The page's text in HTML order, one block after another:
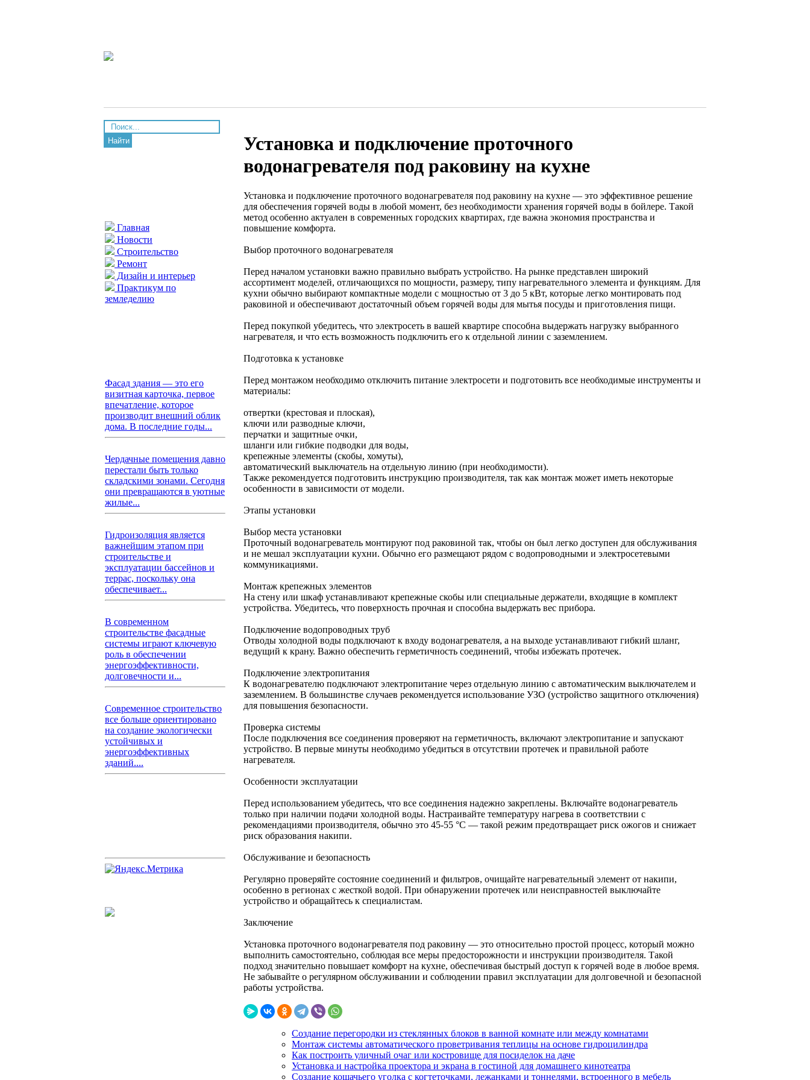
Найти
Главная
Новости
Строительство
Ремонт
Дизайн и интерьер
Практикум по
земледелию
Фасад здания — это его
визитная карточка, первое
впечатление, которое
производит внешний облик
дома. В последние годы...
Чердачные помещения давно
перестали быть только
складскими зонами. Сегодня
они превращаются в уютные
жилые...
Гидроизоляция является
важнейшим этапом при
строительстве и
эксплуатации бассейнов и
террас, поскольку она
обеспечивает...
В современном
строительстве фасадные
системы играют ключевую
роль в обеспечении
энергоэффективности,
долговечности и...
Современное строительство
все больше ориентировано
на создание экологически
устойчивых и
энергоэффективных
зданий....
Установка и подключение проточного
водонагревателя под раковину на кухне
Установка и подключение проточного водонагревателя под раковину на кухне — это эффективное решение
для обеспечения горячей воды в любой момент, без необходимости хранения горячей воды в бойлере. Такой
метод особенно актуален в современных городских квартирах, где важна экономия пространства и
повышение комфорта.
Выбор проточного водонагревателя
Перед началом установки важно правильно выбрать устройство. На рынке представлен широкий
ассортимент моделей, отличающихся по мощности, размеру, типу нагревательного элемента и функциям. Для
кухни обычно выбирают компактные модели с мощностью от 3 до 5 кВт, которые легко монтировать под
раковиной и обеспечивают достаточный объем горячей воды для мытья посуды и приготовления пищи.
Перед покупкой убедитесь, что электросеть в вашей квартире способна выдержать нагрузку выбранного
нагревателя, и что есть возможность подключить его к отдельной линии с заземлением.
Подготовка к установке
Перед монтажом необходимо отключить питание электросети и подготовить все необходимые инструменты и
материалы:
отвертки (крестовая и плоская),
ключи или разводные ключи,
перчатки и защитные очки,
шланги или гибкие подводки для воды,
крепежные элементы (скобы, хомуты),
автоматический выключатель на отдельную линию (при необходимости).
Также рекомендуется подготовить инструкцию производителя, так как монтаж может иметь некоторые
особенности в зависимости от модели.
Этапы установки
Выбор места установки
Проточный водонагреватель монтируют под раковиной так, чтобы он был легко доступен для обслуживания
и не мешал эксплуатации кухни. Обычно его размещают рядом с водопроводными и электросетевыми
коммуникациями.
Монтаж крепежных элементов
На стену или шкаф устанавливают крепежные скобы или специальные держатели, входящие в комплект
устройства. Убедитесь, что поверхность прочная и способна выдержать вес прибора.
Подключение водопроводных труб
Отводы холодной воды подключают к входу водонагревателя, а на выходе устанавливают гибкий шланг,
ведущий к крану. Важно обеспечить герметичность соединений, чтобы избежать протечек.
Подключение электропитания
К водонагревателю подключают электропитание через отдельную линию с автоматическим выключателем и
заземлением. В большинстве случаев рекомендуется использование УЗО (устройство защитного отключения)
для повышения безопасности.
Проверка системы
После подключения все соединения проверяют на герметичность, включают электропитание и запускают
устройство. В первые минуты необходимо убедиться в отсутствии протечек и правильной работе
нагревателя.
Особенности эксплуатации
Перед использованием убедитесь, что все соединения надежно закреплены. Включайте водонагреватель
только при наличии подачи холодной воды. Настраивайте температуру нагрева в соответствии с
рекомендациями производителя, обычно это 45-55 °C — такой режим предотвращает риск ожогов и снижает
риск образования накипи.
Обслуживание и безопасность
Регулярно проверяйте состояние соединений и фильтров, очищайте нагревательный элемент от накипи,
особенно в регионах с жесткой водой. При обнаружении протечек или неисправностей выключайте
устройство и обращайтесь к специалистам.
Заключение
Установка проточного водонагревателя под раковину — это относительно простой процесс, который можно
выполнить самостоятельно, соблюдая все меры предосторожности и инструкции производителя. Такой
подход значительно повышает комфорт на кухне, обеспечивая быстрый доступ к горячей воде в любое время.
Не забывайте о регулярном обслуживании и соблюдении правил эксплуатации для долговечной и безопасной
работы устройства.
Создание перегородки из стеклянных блоков в ванной комнате или между комнатами
Монтаж системы автоматического проветривания теплицы на основе гидроцилиндра
Как построить уличный очаг или костровище для посиделок на даче
Установка и настройка проектора и экрана в гостиной для домашнего кинотеатра
Создание кошачьего уголка с когтеточками, лежанками и тоннелями, встроенного в мебель